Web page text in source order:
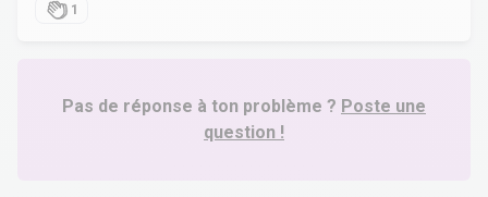
1
Pas de réponse à ton problème ? Poste une
question !